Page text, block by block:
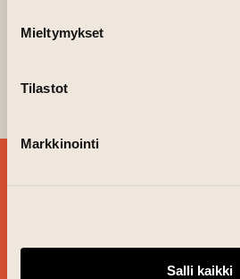
Mieltymykset
Tilastot
Markkinointi
Salli kaikki
BESTÄLL VÅRT